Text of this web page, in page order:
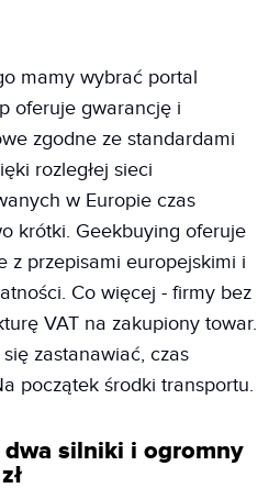
mamy wybrać portal
oferuje gwarancję i
zgodne ze standardami
rozległej sieci
w Europie czas
krótki. Geekbuying oferuje
z przepisami europejskimi i
Co więcej - firmy bez
VAT na zakupiony towar.
zastanawiać, czas
początek środki transportu.
dwa silniki i ogromny